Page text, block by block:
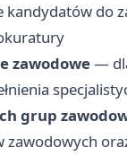
do
zawodowe—
grup